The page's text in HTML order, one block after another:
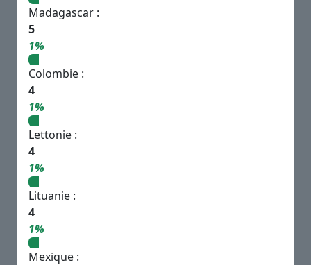
Madagascar :
5
1%
Colombie :
4
1%
Lettonie :
4
1%
Lituanie :
4
1%
Mexique :